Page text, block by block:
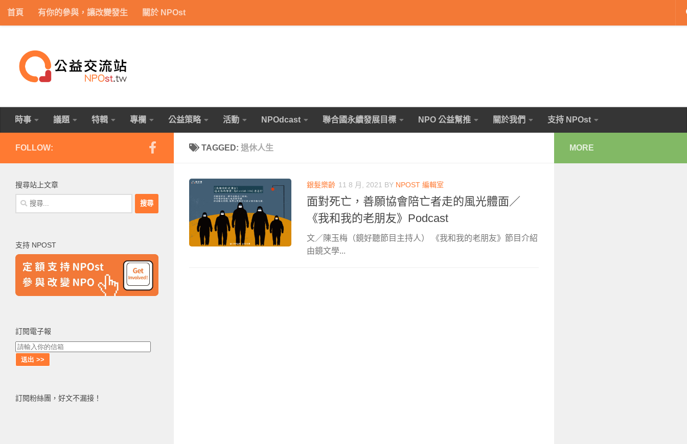
Skip to content
首頁 有你的參與，讓改變發生 關於 NPOst
時事 議題 特輯 專欄 公益策略 活動 NPOdcast 聯合國永續發展目標 NPO 公益幫推 關於我們 支持 NPOst
TAGGED: 退休人生
銀髮樂齡 11 8 月, 2021 BY NPOST 編輯室
面對死亡，善願協會陪亡者走的風光體面／
《我和我的老朋友》Podcast
文／陳玉梅（鏡好聽節目主持人） 《我和我的老朋友》節目介紹
由鏡文學...
FOLLOW:
搜尋站上文章
搜
尋
字:
支持 NPOST
訂閱電子報
訂閱粉絲團，好文不漏接！
MORE